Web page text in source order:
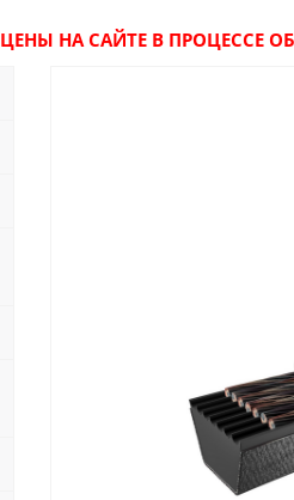
ЦЕНЫ НА САЙТЕ В ПРОЦЕССЕ